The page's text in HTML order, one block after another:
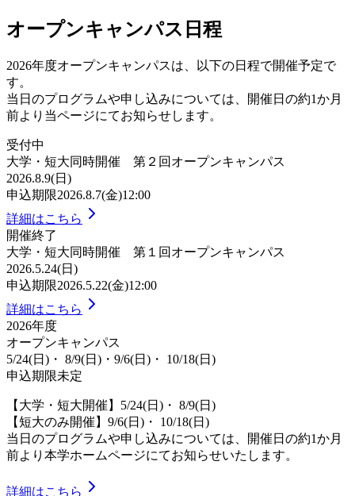
オープンキャンパス日程
2026年度オープンキャンパスは、以下の日程で開催予定で
す。
当日のプログラムや申し込みについては、開催日の約1か月
前より当ページにてお知らせします。
受付中
大学・短大同時開催 第２回オープンキャンパス
2026.8.9(日)
申込期限2026.8.7(金)12:00
詳細はこちら
開催終了
大学・短大同時開催 第１回オープンキャンパス
2026.5.24(日)
申込期限2026.5.22(金)12:00
詳細はこちら
2026年度
オープンキャンパス
5/24(日)・ 8/9(日)・9/6(日)・ 10/18(日)
申込期限未定
【大学・短大開催】5/24(日)・ 8/9(日)
【短大のみ開催】9/6(日)・ 10/18(日)
当日のプログラムや申し込みについては、開催日の約1か月
前より本学ホームページにてお知らせいたします。
詳細はこちら